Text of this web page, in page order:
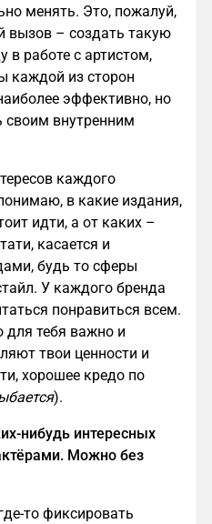
менять. Это, пожалуй,
вызов – создать такую
в работе с артистом,
каждой из сторон
эффективно, но
своим внутренним
каждого
в какие издания,
идти, а от каких –
касается и
будь то сферы
У каждого бренда
понравиться всем.
для тебя важно и
твои ценности и
хорошее кредо по
).
нибудь интересных
Можно без
то фиксировать